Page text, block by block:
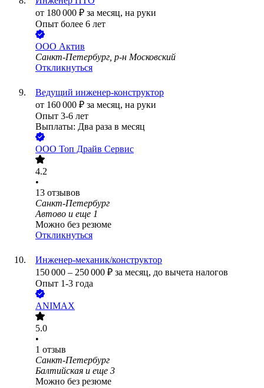
от 180 000 ₽ за месяц, на руки
Опыт более 6 лет
ООО Актив
Санкт-Петербург, р-н Московский
Откликнуться
Ведущий инженер-конструктор
от 160 000 ₽ за месяц, на руки
Опыт 3-6 лет
Выплаты: Два раза в месяц
ООО Топ Драйв Сервис
4.2
•
13 отзывов
Санкт-Петербург
Автово и еще 1
Можно без резюме
Откликнуться
Инженер-механик/конструктор
150 000 – 250 000 ₽ за месяц, до вычета налогов
Опыт 1-3 года
ANIMAX
5.0
•
1 отзыв
Санкт-Петербург
Балтийская и еще 3
Можно без резюме